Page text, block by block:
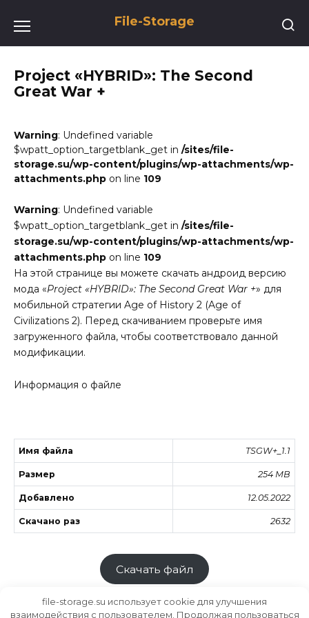
содержанию
File-Storage
Project «HYBRID»: The Second
Great War +
Warning: Undefined variable
$wpatt_option_targetblank_get in /sites/file-
storage.su/wp-content/plugins/wp-attachments/wp-
attachments.php on line 109
Warning: Undefined variable
$wpatt_option_targetblank_get in /sites/file-
storage.su/wp-content/plugins/wp-attachments/wp-
attachments.php on line 109
На этой странице вы можете скачать андроид версию
мода «Project «HYBRID»: The Second Great War +» для
мобильной стратегии Age of History 2 (Age of
Civilizations 2). Перед скачиванием проверьте имя
загруженного файла, чтобы соответствовало данной
модификации.
Информация о файле
Имя файла TSGW+_1.1
Размер 254 MB
Добавлено 12.05.2022
Скачано раз 2632
Скачать файл
file-storage.su использует cookie для улучшения
взаимодействия с пользователем. Продолжая пользоваться